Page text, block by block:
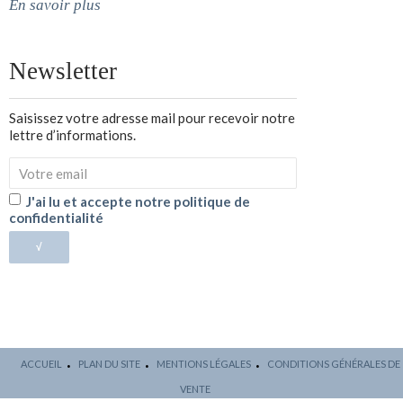
En savoir plus
Newsletter
Saisissez votre adresse mail pour recevoir notre
lettre d’informations.
J'ai lu et accepte notre politique de
confidentialité
√
ACCUEIL PLAN DU SITE MENTIONS LÉGALES CONDITIONS GÉNÉRALES DE
VENTE